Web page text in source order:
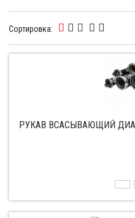
Сортировка:
РУКАВ ВСАСЫВАЮЩИЙ